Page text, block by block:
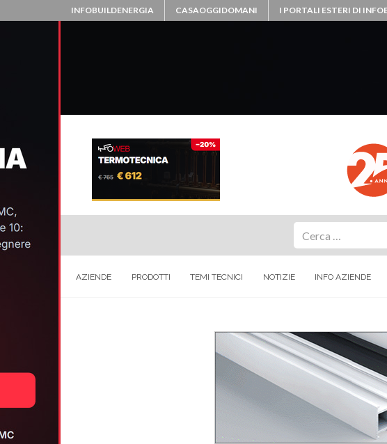
INFOBUILDENERGIA CASAOGGIDOMANI I PORTALI ESTERI DI
AZIENDE PRODOTTI TEMI TECNICI NOTIZIE INFO AZIENDE